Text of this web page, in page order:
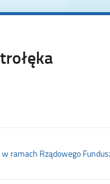
ramach Rządowego